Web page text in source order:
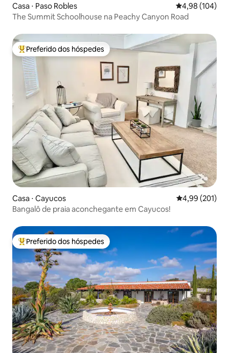
Casa ⋅ Paso Robles 4,98 de uma
4,98 (104)
The Summit Schoolhouse na Peachy Canyon Road
Entre os melhores preferidos dos hóspedes
Preferido dos hóspedes
Casa ⋅ Cayucos 4,99 de uma
4,99 (201)
Bangalô de praia aconchegante em Cayucos!
Entre os melhores preferidos dos hóspedes
Preferido dos hóspedes